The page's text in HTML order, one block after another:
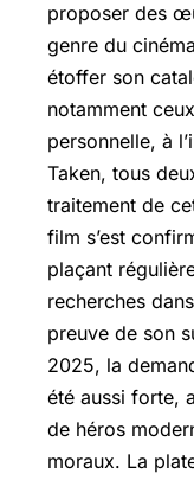
proposer des
genre du
étoffer son
notamment
personnelle, à
Taken, tous
traitement de
film s’est
plaçant
recherches
preuve de son
2025, la
été aussi forte,
de héros
moraux. La